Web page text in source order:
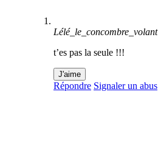
Lélé_le_concombre_volant
t’es pas la seule !!!
J'aime
Répondre Signaler un abus